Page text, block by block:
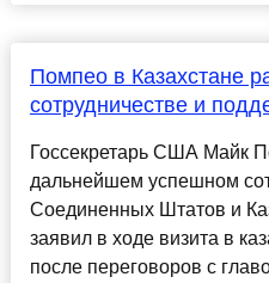
Помпео в Казахстане
сотрудничестве и
Госсекретарь США Майк
дальнейшем успешном
Соединенных Штатов и
заявил в ходе визита в
после переговоров с